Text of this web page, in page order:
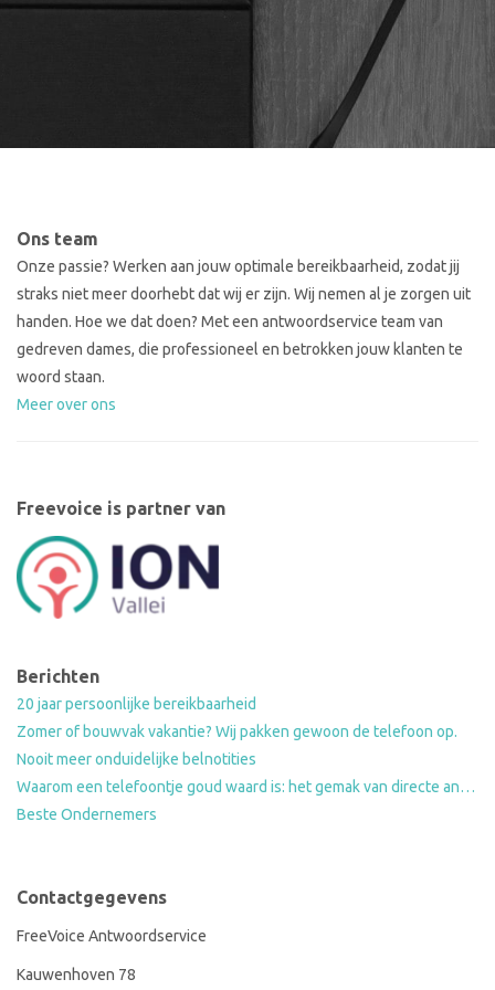
Ons team
Onze passie? Werken aan jouw optimale bereikbaarheid, zodat jij
straks niet meer doorhebt dat wij er zijn. Wij nemen al je zorgen uit
handen. Hoe we dat doen? Met een antwoordservice team van
gedreven dames, die professioneel en betrokken jouw klanten te
woord staan.
Meer over ons
Freevoice is partner van
Berichten
20 jaar persoonlijke bereikbaarheid
Zomer of bouwvak vakantie? Wij pakken gewoon de telefoon op.
Nooit meer onduidelijke belnotities
Waarom een telefoontje goud waard is: het gemak van directe antwoorden op standaardvragen
Beste Ondernemers
Contactgegevens
FreeVoice Antwoordservice
Kauwenhoven 78